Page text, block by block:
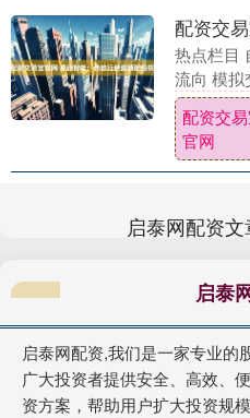
热点栏目
流向 模拟
发布公告
身及代表
配资交
官网
启泰网配资
启泰
启泰网配资,我们是一家专业的
广大投资者提供安全、高效、
资方案，帮助用户扩大投资规